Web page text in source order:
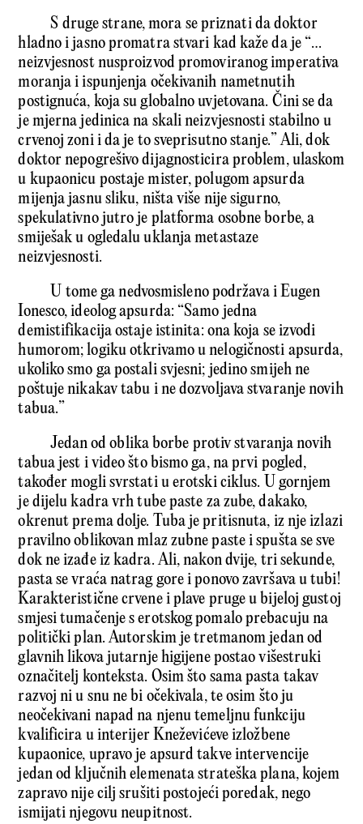
S druge strane, mora se priznati da doktor
hladno i jasno promatra stvari kad kaže da je “…
neizvjesnost nusproizvod promoviranog imperativa
moranja i ispunjenja očekivanih nametnutih
postignuća, koja su globalno uvjetovana. Čini se da
je mjerna jedinica na skali neizvjesnosti stabilno u
crvenoj zoni i da je to sveprisutno stanje.” Ali, dok
doktor nepogrešivo dijagnosticira problem, ulaskom
u kupaonicu postaje mister, polugom apsurda
mijenja jasnu sliku, ništa više nije sigurno,
spekulativno jutro je platforma osobne borbe, a
smiješak u ogledalu uklanja metastaze
neizvjesnosti.
U tome ga nedvosmisleno podržava i Eugen
Ionesco, ideolog apsurda: “Samo jedna
demistifikacija ostaje istinita: ona koja se izvodi
humorom; logiku otkrivamo u nelogičnosti apsurda,
ukoliko smo ga postali svjesni; jedino smijeh ne
poštuje nikakav tabu i ne dozvoljava stvaranje novih
tabua.”
Jedan od oblika borbe protiv stvaranja novih
tabua jest i video što bismo ga, na prvi pogled,
također mogli svrstati u erotski ciklus. U gornjem
je dijelu kadra vrh tube paste za zube, dakako,
okrenut prema dolje. Tuba je pritisnuta, iz nje izlazi
pravilno oblikovan mlaz zubne paste i spušta se sve
dok ne izađe iz kadra. Ali, nakon dvije, tri sekunde,
pasta se vraća natrag gore i ponovo završava u tubi!
Karakteristične crvene i plave pruge u bijeloj gustoj
smjesi tumačenje s erotskog pomalo prebacuju na
politički plan. Autorskim je tretmanom jedan od
glavnih likova jutarnje higijene postao višestruki
označitelj konteksta. Osim što sama pasta takav
razvoj ni u snu ne bi očekivala, te osim što ju
neočekivani napad na njenu temeljnu funkciju
kvalificira u interijer Kneževićeve izložbene
kupaonice, upravo je apsurd takve intervencije
jedan od ključnih elemenata strateška plana, kojem
zapravo nije cilj srušiti postojeći poredak, nego
ismijati njegovu neupitnost.